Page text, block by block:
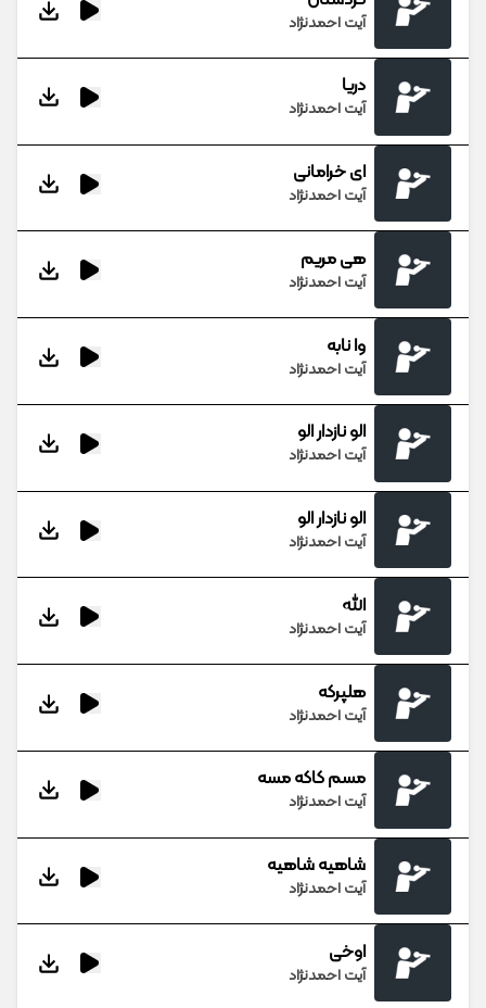
آیت احمدنژاد
دریا
آیت احمدنژاد
ای خرامانی
آیت احمدنژاد
هی مریم
آیت احمدنژاد
وا نابه
آیت احمدنژاد
الو نازدار الو
آیت احمدنژاد
الو نازدار الو
آیت احمدنژاد
الله
آیت احمدنژاد
هلپرکه
آیت احمدنژاد
مسم کاکه مسه
آیت احمدنژاد
شاهیه شاهیه
آیت احمدنژاد
اوخی
آیت احمدنژاد